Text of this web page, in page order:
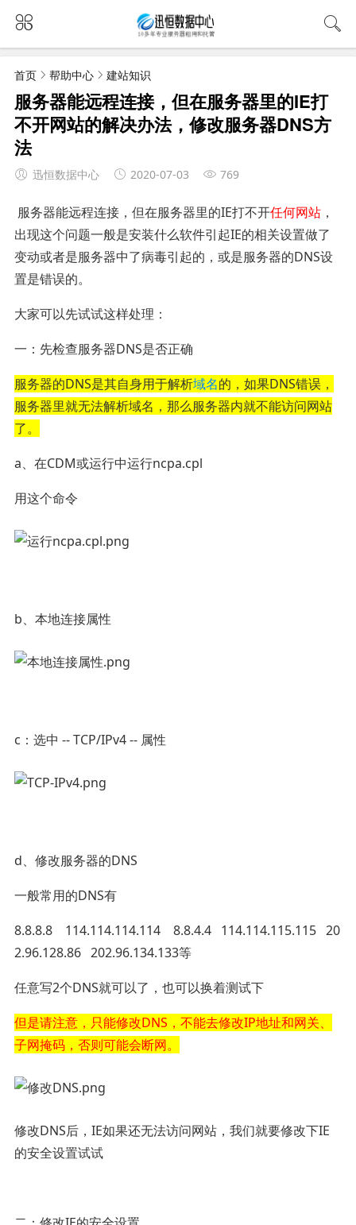
首页 帮助中心 建站知识
服务器能远程连接，但在服务器里的IE打
不开网站的解决办法，修改服务器DNS方
法
迅恒数据中心 2020-07-03 769
服务器能远程连接，但在服务器里的IE打不开任何网站，
出现这个问题一般是安装什么软件引起IE的相关设置做了
变动或者是服务器中了病毒引起的，或是服务器的DNS设
置是错误的。
大家可以先试试这样处理：
一：先检查服务器DNS是否正确
服务器的DNS是其自身用于解析域名的，如果DNS错误，
服务器里就无法解析域名，那么服务器内就不能访问网站
了。
a、在CDM或运行中运行ncpa.cpl
用这个命令
b、本地连接属性
c：选中 -- TCP/IPv4 -- 属性
d、修改服务器的DNS
一般常用的DNS有
8.8.8.8 114.114.114.114 8.8.4.4 114.114.115.115 20
2.96.128.86 202.96.134.133等
任意写2个DNS就可以了，也可以换着测试下
但是请注意，只能修改DNS，不能去修改IP地址和网关、
子网掩码，否则可能会断网。
修改DNS后，IE如果还无法访问网站，我们就要修改下IE
的安全设置试试